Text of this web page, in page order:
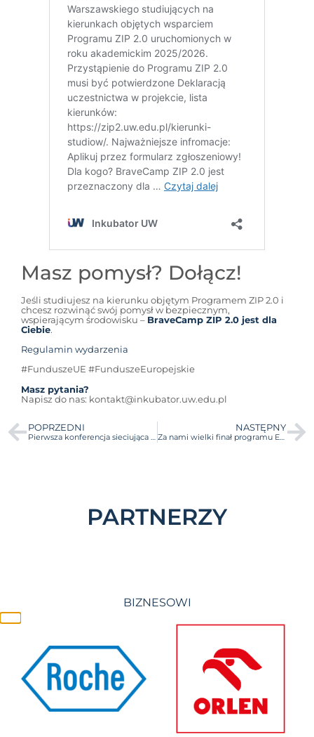
Masz pomysł? Dołącz!
Jeśli studiujesz na kierunku objętym Programem ZIP 2.0 i
chcesz rozwinąć swój pomysł w bezpiecznym,
wspierającym środowisku – BraveCamp ZIP 2.0 jest dla
Ciebie.
Regulamin wydarzenia
#FunduszeUE #FunduszeEuropejskie
Masz pytania?
Napisz do nas: kontakt@inkubator.uw.edu.pl
POPRZEDNI
Pierwsza konferencja sieciująca Akademickie Inkubatory Przedsiębiorczości już za nami!
NASTĘPNY
Za nami wielki finał programu Entrepreneurial & Intrapreneurial Project Management (EIPM) 4EU+ w Pradze!
PARTNERZY
BIZNESOWI